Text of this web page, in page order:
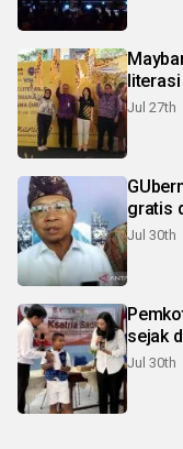
literasi
Jul 27th
gratis
Jul 30th
sejak
Jul 30th